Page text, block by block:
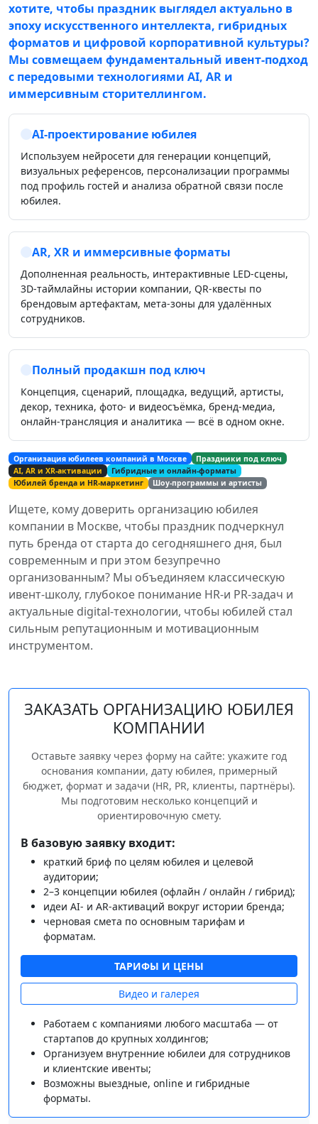
хотите, чтобы праздник выглядел актуально в
эпоху искусственного интеллекта, гибридных
форматов и цифровой корпоративной культуры?
Мы совмещаем фундаментальный ивент‑подход
с передовыми технологиями AI, AR и
иммерсивным сторителлингом.
AI‑проектирование юбилея
Используем нейросети для генерации концепций,
визуальных референсов, персонализации программы
под профиль гостей и анализа обратной связи после
юбилея.
AR, XR и иммерсивные форматы
Дополненная реальность, интерактивные LED‑сцены,
3D‑таймлайны истории компании, QR‑квесты по
брендовым артефактам, мета‑зоны для удалённых
сотрудников.
Полный продакшн под ключ
Концепция, сценарий, площадка, ведущий, артисты,
декор, техника, фото‑ и видеосъёмка, бренд‑медиа,
онлайн‑трансляция и аналитика — всё в одном окне.
Организация юбилеев компаний в Москве
Праздники под ключ
AI, AR и XR‑активации
Гибридные и онлайн‑форматы
Юбилей бренда и HR‑маркетинг
Шоу‑программы и артисты
Ищете, кому доверить организацию юбилея
компании в Москве, чтобы праздник подчеркнул
путь бренда от старта до сегодняшнего дня, был
современным и при этом безупречно
организованным? Мы объединяем классическую
ивент‑школу, глубокое понимание HR‑и PR‑задач и
актуальные digital‑технологии, чтобы юбилей стал
сильным репутационным и мотивационным
инструментом.
ЗАКАЗАТЬ ОРГАНИЗАЦИЮ ЮБИЛЕЯ
КОМПАНИИ
Оставьте заявку через форму на сайте: укажите год
основания компании, дату юбилея, примерный
бюджет, формат и задачи (HR, PR, клиенты, партнёры).
Мы подготовим несколько концепций и
ориентировочную смету.
В базовую заявку входит:
краткий бриф по целям юбилея и целевой
аудитории;
2–3 концепции юбилея (офлайн / онлайн / гибрид);
идеи AI‑ и AR‑активаций вокруг истории бренда;
черновая смета по основным тарифам и
форматам.
ТАРИФЫ И ЦЕНЫ
Видео и галерея
Работаем с компаниями любого масштаба — от
стартапов до крупных холдингов;
Организуем внутренние юбилеи для сотрудников
и клиентские ивенты;
Возможны выездные, online и гибридные
форматы.